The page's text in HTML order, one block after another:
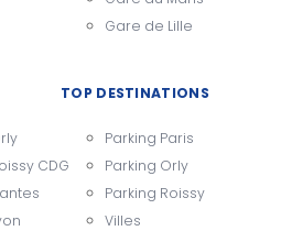
Gare de Lille
CDG
TOP DESTINATIONS
Parking Paris
Parking Orly
Parking Roissy
Villes